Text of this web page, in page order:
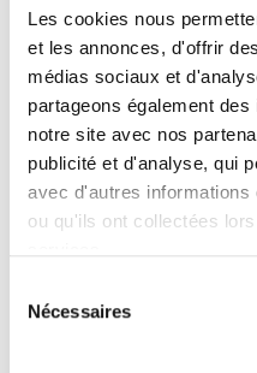
Les cookies nous
et les annonces, d'offrir
médias sociaux et
partageons également
notre site avec nos
publicité et d'analyse, qui
avec d'autres
ou qu'ils ont collectées
Nécessaires